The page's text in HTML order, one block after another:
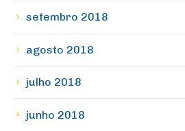
setembro 2018
agosto 2018
julho 2018
junho 2018